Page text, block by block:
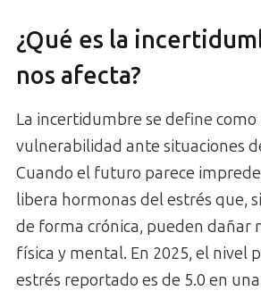
¿Qué es la
nos afecta?
La incertidumbre se define como
vulnerabilidad ante situaciones
Cuando el futuro parece
libera hormonas del estrés que,
de forma crónica, pueden dañar
física y mental. En 2025, el nivel
estrés reportado es de 5.0 en